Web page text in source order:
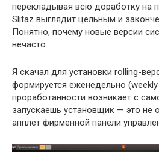
перекладывая всю доработку на
Slitaz выглядит цельным и
Понятно, почему новые версии
нечасто.
Я скачал для установки rolling-
формируется еженедельно
проработанности возникает с
запускаешь установщик — это не
апплет фирменной панели